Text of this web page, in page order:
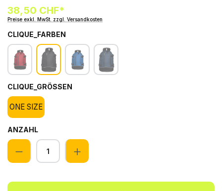
38,50 CHF*
Preise exkl. MwSt. zzgl. Versandkosten
CLIQUE_FARBEN
CLIQUE_GRÖSSEN
ONE SIZE
ANZAHL
Anzahl